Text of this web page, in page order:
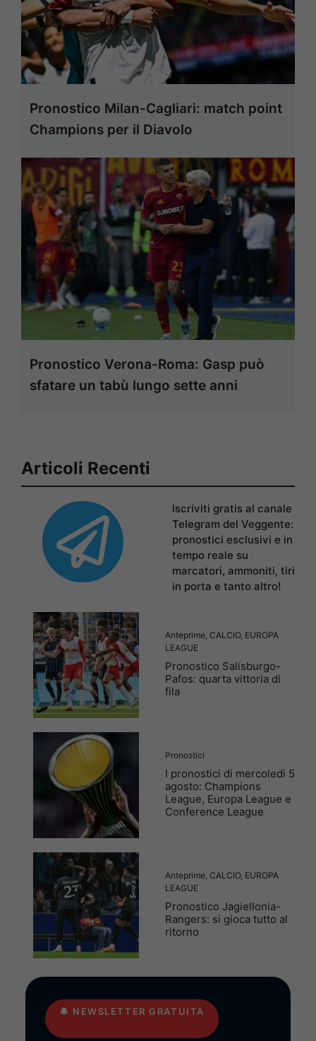
Pronostico Milan-Cagliari: match point
Champions per il Diavolo
Pronostico Verona-Roma: Gasp può
sfatare un tabù lungo sette anni
Articoli Recenti
Iscriviti gratis al canale
Telegram del Veggente:
pronostici esclusivi e in
tempo reale su
marcatori, ammoniti, tiri
in porta e tanto altro!
Anteprime CALCIO, EUROPA
LEAGUE
Pronostico Salisburgo-
Pafos: quarta vittoria di
fila
Pronostici
I pronostici di mercoledì 5
agosto: Champions
League, Europa League e
Conference League
Anteprime CALCIO, EUROPA
LEAGUE
Pronostico Jagiellonia-
Rangers: si gioca tutto al
ritorno
🔔 NEWSLETTER GRATUITA